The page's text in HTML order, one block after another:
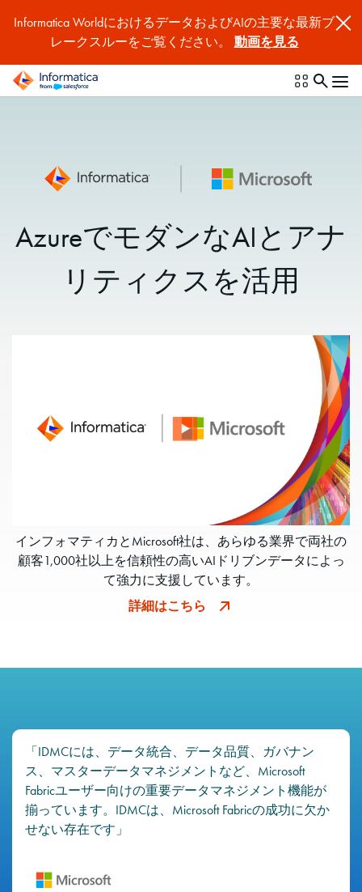
Informatica WorldにおけるデータおよびAIの主要な最新ブ
レークスルーをご覧ください。 動画を見る
AzureでモダンなAIとアナ
リティクスを活用
インフォマティカとMicrosoft社は、あらゆる業界で両社の
顧客1,000社以上を信頼性の高いAIドリブンデータによっ
て強力に支援しています。
詳細はこちら
「IDMCには、データ統合、データ品質、ガバナン
ス、マスターデータマネジメントなど、Microsoft
Fabricユーザー向けの重要データマネジメント機能が
揃っています。IDMCは、Microsoft Fabricの成功に欠か
せない存在です」